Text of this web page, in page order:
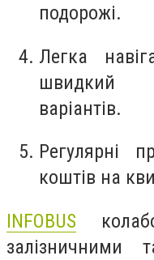
подорожі.
Легка
швидкий
варіантів.
Регулярні
коштів на
INFOBUS
залізничними